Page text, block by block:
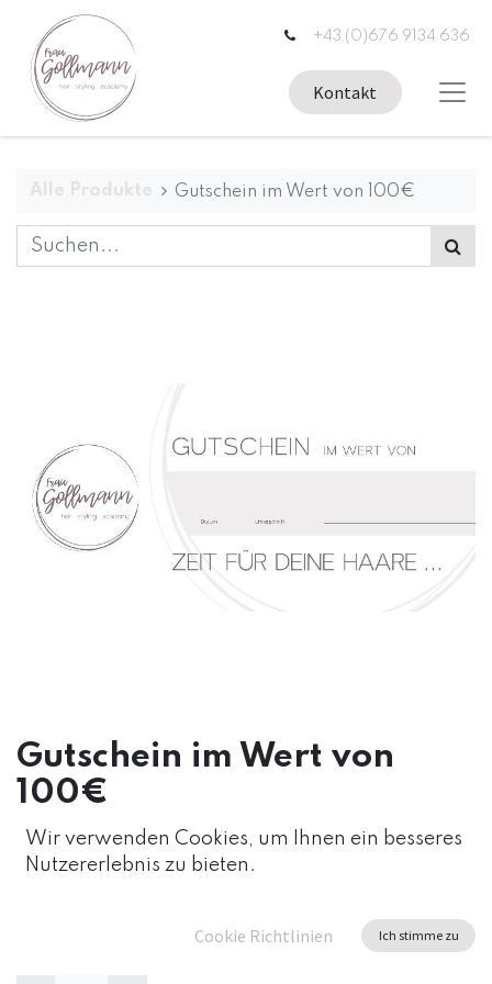
+43 (0)676 9134 636
Kontakt
Alle Produkte Gutschein im Wert von 100€
Gutschein im Wert von
100€
Lassen Sie sich verwöhnen!
Wir verwenden Cookies, um Ihnen ein besseres
Nutzererlebnis zu bieten.
Cookie Richtlinien Ich stimme zu